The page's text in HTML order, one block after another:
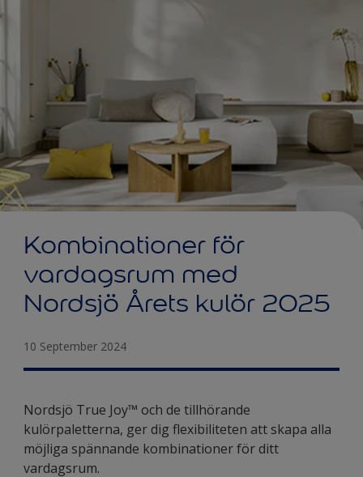
Kombinationer för
vardagsrum med
Nordsjö Årets kulör 2025
10 September 2024
Nordsjö True Joy™ och de tillhörande
kulörpaletterna, ger dig flexibiliteten att skapa alla
möjliga spännande kombinationer för ditt
vardagsrum.